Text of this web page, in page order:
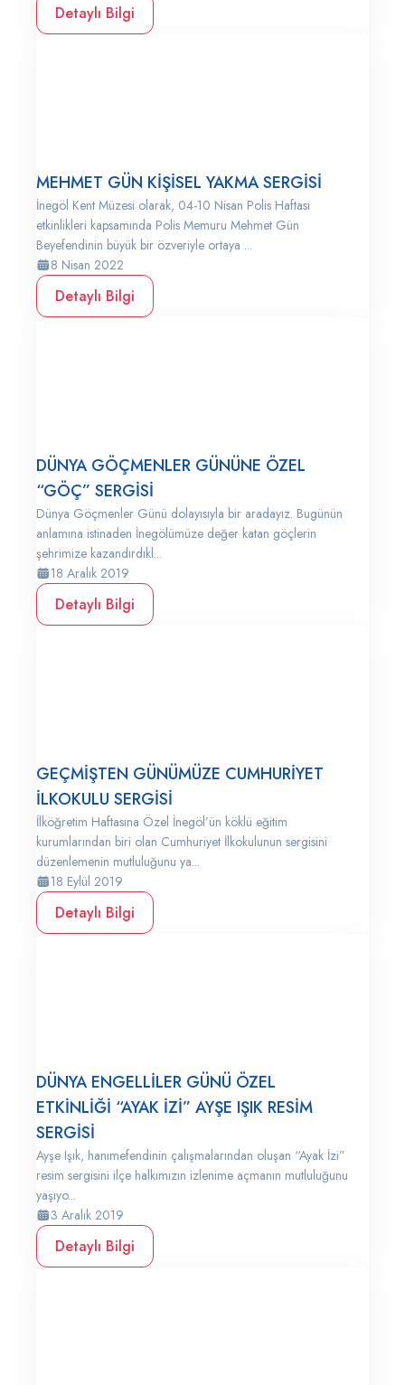
Detaylı Bilgi
MEHMET GÜN KİŞİSEL YAKMA SERGİSİ
İnegöl Kent Müzesi olarak, 04-10 Nisan Polis Haftası
etkinlikleri kapsamında Polis Memuru Mehmet Gün
Beyefendinin büyük bir özveriyle ortaya ...
8 Nisan 2022
Detaylı Bilgi
DÜNYA GÖÇMENLER GÜNÜNE ÖZEL
“GÖÇ” SERGİSİ
Dünya Göçmenler Günü dolayısıyla bir aradayız. Bugünün
anlamına istinaden İnegölümüze değer katan göçlerin
şehrimize kazandırdıkl...
18 Aralık 2019
Detaylı Bilgi
GEÇMİŞTEN GÜNÜMÜZE CUMHURİYET
İLKOKULU SERGİSİ
İlköğretim Haftasına Özel İnegöl’ün köklü eğitim
kurumlarından biri olan Cumhuriyet İlkokulunun sergisini
düzenlemenin mutluluğunu ya...
18 Eylül 2019
Detaylı Bilgi
DÜNYA ENGELLİLER GÜNÜ ÖZEL
ETKİNLİĞİ “AYAK İZİ” AYŞE IŞIK RESİM
SERGİSİ
Ayşe Işık, hanımefendinin çalışmalarından oluşan “Ayak İzi”
resim sergisini ilçe halkımızın izlenime açmanın mutluluğunu
yaşıyo...
3 Aralık 2019
Detaylı Bilgi